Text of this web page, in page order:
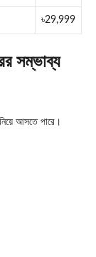
৳29,999
সম্ভাব্য
আসতে পারে।